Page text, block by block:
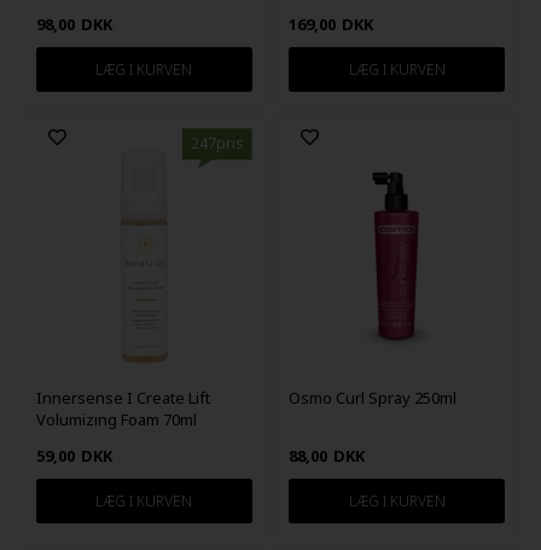
98,00 DKK
169,00 DKK
247pris
Innersense I Create Lift
Volumizing Foam 70ml
59,00 DKK
Osmo Curl Spray 250ml
88,00 DKK